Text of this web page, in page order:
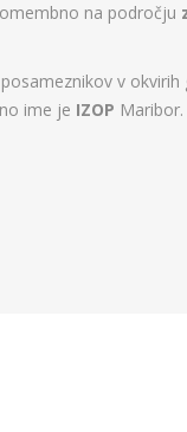
na področju
v okvirih
ime je IZOP Maribor.